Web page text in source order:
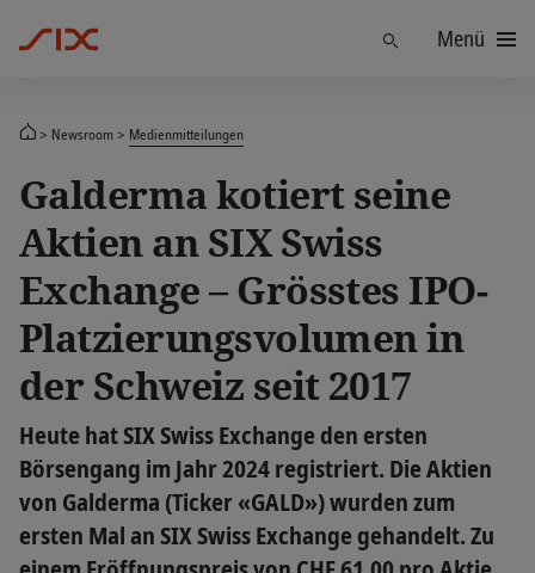
FindenMenü
Newsroom Medienmitteilungen
Galderma kotiert seine
Aktien an SIX Swiss
Exchange – Grösstes IPO-
Platzierungsvolumen in
der Schweiz seit 2017
Heute hat SIX Swiss Exchange den ersten
Börsengang im Jahr 2024 registriert. Die Aktien
von Galderma (Ticker «GALD») wurden zum
ersten Mal an SIX Swiss Exchange gehandelt. Zu